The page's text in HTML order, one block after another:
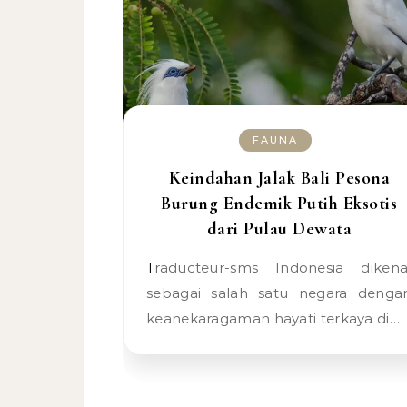
FAUNA
Keindahan Jalak Bali Pesona
Burung Endemik Putih Eksotis
dari Pulau Dewata
Traducteur-sms Indonesia dikenal
sebagai salah satu negara
keanekaragaman hayati terkaya di…